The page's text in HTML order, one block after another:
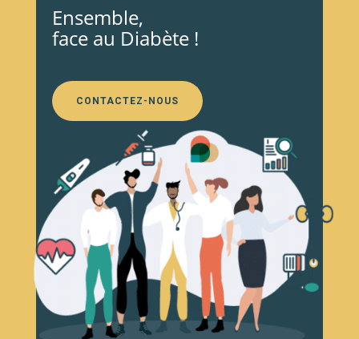
Ensemble,
face au Diabète !
CONTACTEZ-NOUS